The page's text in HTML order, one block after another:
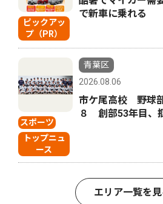
ピックアッ
プ（PR）
で新車に乗れる
スポーツ
トップニュ
ース
青葉区
2026.08.06
市ケ尾高校 野球
８ 創部53年目、
エリア一覧を見